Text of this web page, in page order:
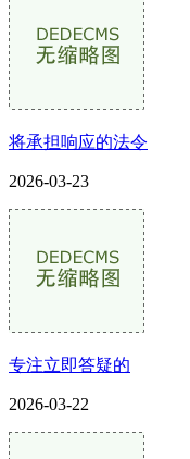
将承担响应的法令
2026-03-23
专注立即答疑的
2026-03-22